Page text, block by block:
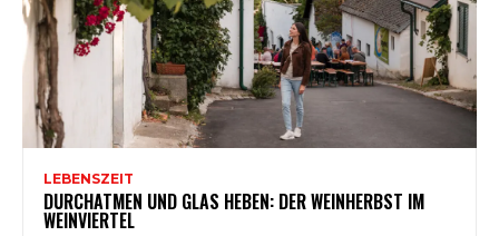
LEBENSZEIT
DURCHATMEN UND GLAS HEBEN: DER WEINHERBST IM
WEINVIERTEL